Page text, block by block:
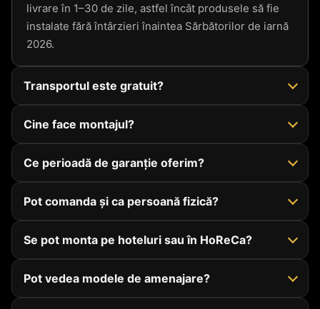
livrare în 1–30 de zile, astfel încât produsele să fie
instalate fără întârzieri înaintea Sărbătorilor de iarnă
2026.
Transportul este gratuit?
Cine face montajul?
Ce perioadă de garanție oferim?
Pot comanda și ca persoană fizică?
Se pot monta pe hoteluri sau în HoReCa?
Pot vedea modele de amenajare?